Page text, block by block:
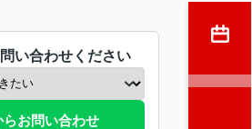
い合わせください
らお問い合わせ